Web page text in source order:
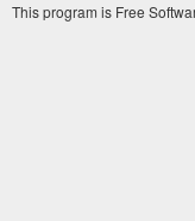
This program is Free